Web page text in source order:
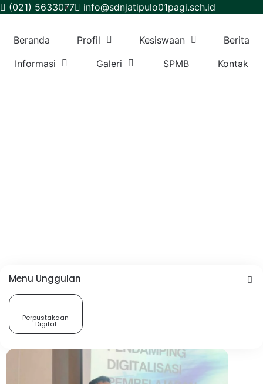
(021) 5633077 info@sdnjatipulo01pagi.sch.id
Beranda Profil Kesiswaan
Berita
Informasi
Galeri SPMB Kontak
Menu Unggulan
Perpustakaan
Digital